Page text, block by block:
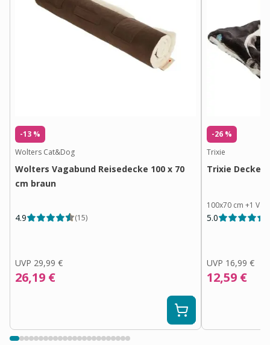
-13 %
Wolters Cat&Dog
Wolters Vagabund Reisedecke 100 x 70
cm braun
4.9 (15)
UVP 29,99 €
26,19 €
-26 %
Trixie
Trixie Decke
100x70 cm +1
5.0
UVP 16,99 €
12,59 €